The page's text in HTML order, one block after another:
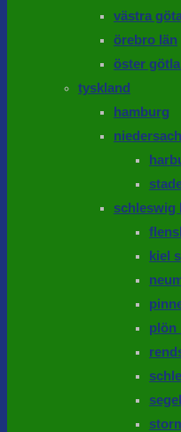
västra
örebro län
öster
tyskland
hamburg
schleswig
kiel
plön